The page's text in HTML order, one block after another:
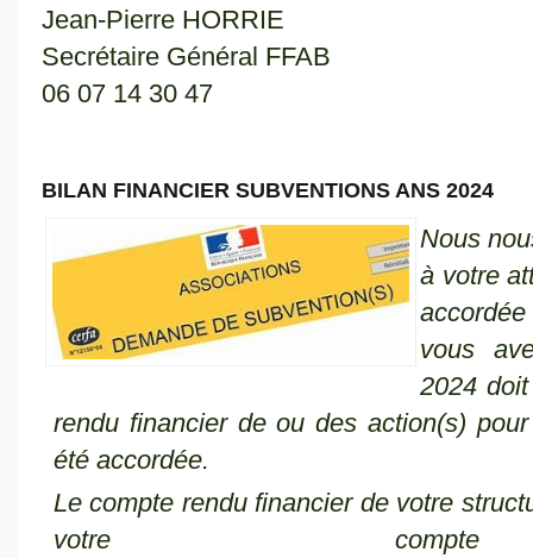
Jean-Pierre HORRIE
Secrétaire Général FFAB
06 07 14 30 47 06
BILAN FINANCIER SUBVENTIONS ANS 2024
Nous
à votre
vous
2024 doit
rendu financier de ou des action(s)
été accordée.
Le compte rendu financier de votre
votre